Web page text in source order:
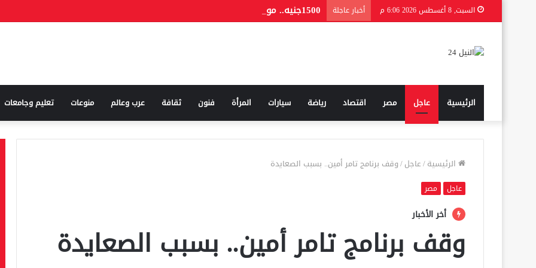
السبت, 8 أغسطس 2026 6:06 م أخبار عاجلة 1500جنيه.. موعد صرف منحة المولد النبوي 2026 للعمالة غير المنتظمة
الرئيسية عاجل مصر اقتصاد رياضة سيارات المرأة فنون ثقافة عرب وعالم منوعات تعليم وجامعات
الرئيسية/عاجل/وقف برنامج تامر أمين.. بسبب الصعايدة
عاجل مصر
أخر الأخبار
وقف برنامج تامر أمين.. بسبب الصعايدة